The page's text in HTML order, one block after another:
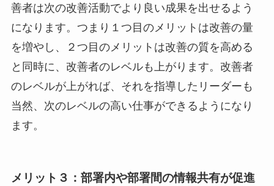
善者は次の改善活動でより良い成果を出せるよう
になります。つまり１つ目のメリットは改善の量
を増やし、２つ目のメリットは改善の質を高める
と同時に、改善者のレベルも上がります。改善者
のレベルが上がれば、それを指導したリーダーも
当然、次のレベルの高い仕事ができるようになり
ます。
メリット３：部署内や部署間の情報共有が促進